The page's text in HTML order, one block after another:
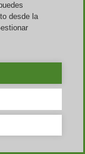
que está señalada
a los nuevos
desde la